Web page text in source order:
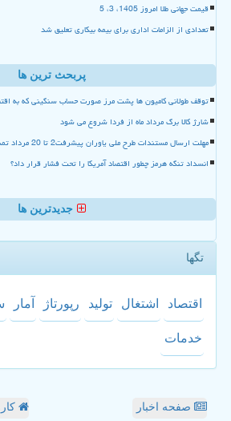
قیمت جهانی طلا امروز 1405، 3، 5
تعدادی از الزامات اداری برای بیمه بیکاری تعلیق شد
پربحث ترین ها
توقف طولانی کامیون ها پشت مرز صورت حساب سنگینی که به
شارژ کالا برگ مرداد ماه از فردا شروع می شود
مهلت ارسال مستندات طرح ملی یاوران پیشرفت2 تا 20 مرداد تمدید گردید
انسداد تنگه هرمز چطور اقتصاد آمریکا را تحت فشار قرار داد؟
جدیدترین ها
تگها
اقتصاد اشتغال تولید رپورتاژ آمار
خدمات
صفحه اخبار